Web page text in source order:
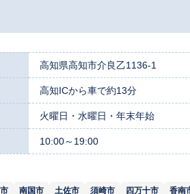
高知県高知市介良乙1136-1
高知ICから車で約13分
火曜日・水曜日・年末年始
10:00～19:00
南国市 土佐市 須崎市 四万十市 香南